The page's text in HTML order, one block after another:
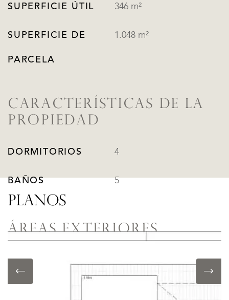
SUPERFICIE ÚTIL 346 m²
SUPERFICIE DE
PARCELA
1.048 m²
CARACTERÍSTICAS DE LA
PROPIEDAD
DORMITORIOS 4
BAÑOS 5
ÁREAS EXTERIORES
DETALLES DEL OBJETO
PLANOS